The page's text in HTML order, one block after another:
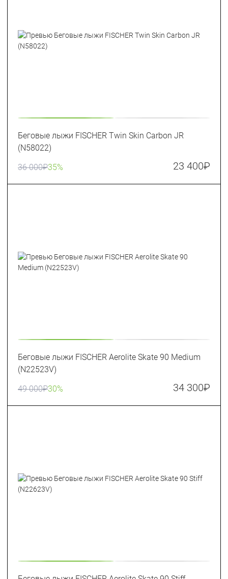
Беговые лыжи FISCHER Twin Skin Carbon JR
(N58022)
36 000₽35% 23 400₽
Беговые лыжи FISCHER Aerolite Skate 90 Medium
(N22523V)
49 000₽30% 34 300₽